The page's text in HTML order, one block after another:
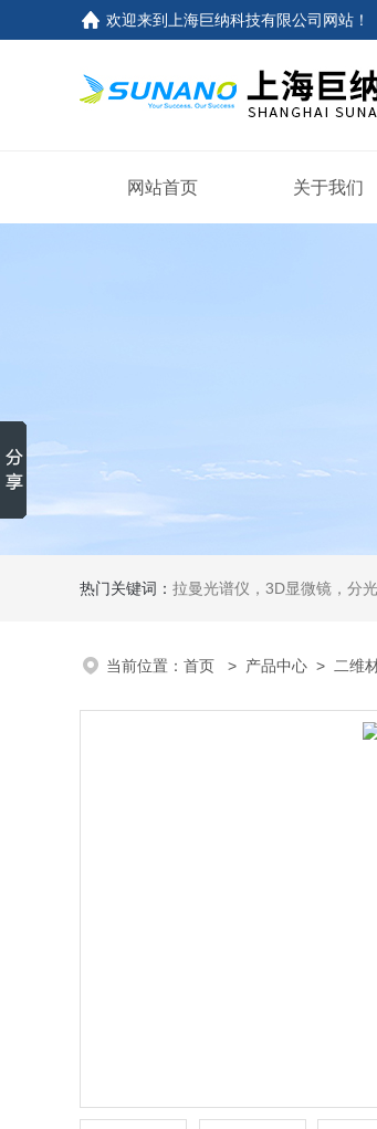
欢迎来到 上海巨纳科技有限公司网站 ！
网站首页 关于我们
热门关键词： 拉曼光谱仪，3D显微镜，分
当前位置： 首页 > 产品中心 > 二维